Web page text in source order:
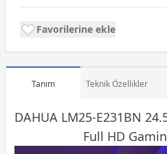
Favorilerine ekle
Tanım Teknik Özellikler
DAHUA LM25-E231BN
Full HD